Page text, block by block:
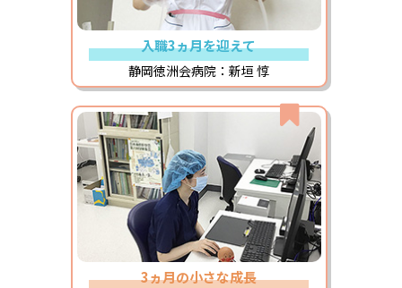
入職3ヵ月を迎えて
静岡徳洲会病院：新垣 惇
3ヵ月の小さな成長